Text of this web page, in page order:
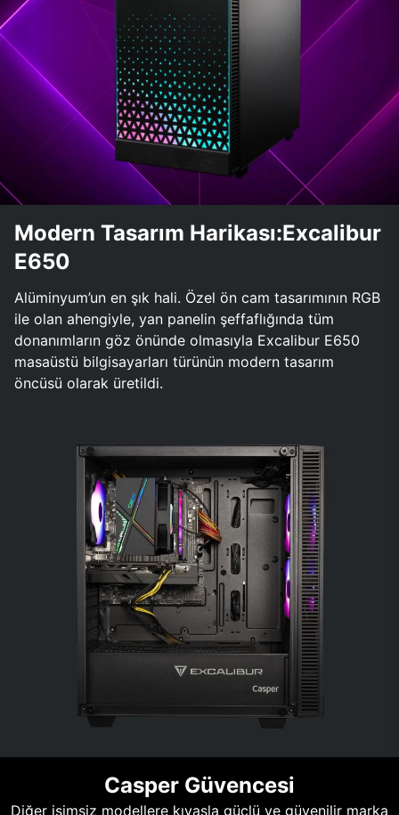
Modern Tasarım Harikası:Excalibur
E650
Alüminyum’un en şık hali. Özel ön cam tasarımının RGB
ile olan ahengiyle, yan panelin şeffaflığında tüm
donanımların göz önünde olmasıyla Excalibur E650
masaüstü bilgisayarları türünün modern tasarım
öncüsü olarak üretildi.
Casper Güvencesi
Diğer isimsiz modellere kıyasla güçlü ve güvenilir marka